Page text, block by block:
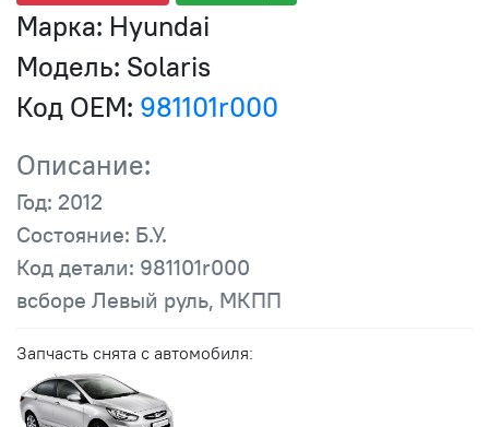
Марка: Hyundai
Модель: Solaris
Код OEM: 981101r000
Описание:
Год: 2012
Состояние: Б.У.
Код детали: 981101r000
всборе Левый руль, МКПП
Запчасть снята с автомобиля: